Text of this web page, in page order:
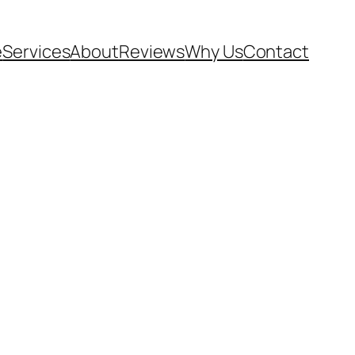
ServicesAboutReviewsWhy UsContact